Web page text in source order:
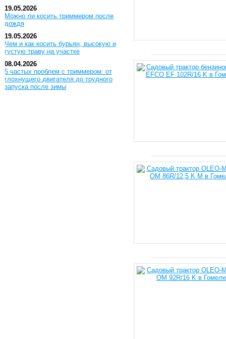
19.05.2026
Можно ли косить триммером после
дождя
19.05.2026
Чем и как косить бурьян, высокую и
густую траву на участке
08.04.2026
5 частых проблем с триммером: от
глохнущего двигателя до трудного
запуска после зимы